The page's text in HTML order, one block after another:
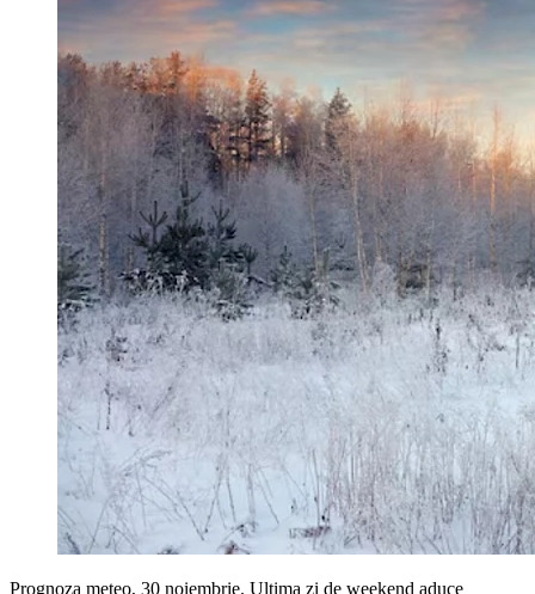
Prognoza meteo, 30 noiembrie. Ultima zi de weekend aduce